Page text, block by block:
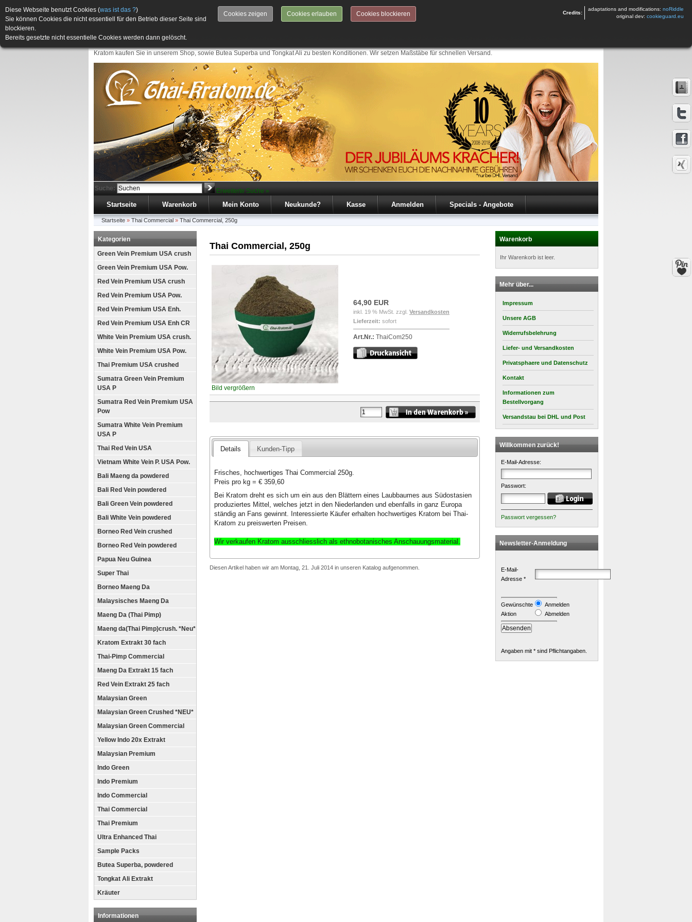
Credits:
adaptations and modifications: noRiddle
original dev: cookieguard.eu
Diese Webseite benutzt Cookies (was ist das ?)
Sie können Cookies die nicht essentiell für den Betrieb dieser Seite sind
blockieren.
Bereits gesetzte nicht essentielle Cookies werden dann gelöscht.
Cookies zeigen Cookies erlauben Cookies blockieren
Kratom kaufen Sie in unserem Shop, sowie Butea Superba und Tongkat Ali zu besten Konditionen. Wir setzen Maßstäbe für schnellen Versand.
Suche: Erweiterte Suche »
Startseite Warenkorb Mein Konto Neukunde? Kasse Anmelden Specials - Angebote
Startseite » Thai Commercial » Thai Commercial, 250g
Kategorien
Green Vein Premium USA crush
Green Vein Premium USA Pow.
Red Vein Premium USA crush
Red Vein Premium USA Pow.
Red Vein Premium USA Enh.
Red Vein Premium USA Enh CR
White Vein Premium USA crush.
White Vein Premium USA Pow.
Thai Premium USA crushed
Sumatra Green Vein Premium
USA P
Sumatra Red Vein Premium USA
Pow
Sumatra White Vein Premium
USA P
Thai Red Vein USA
Vietnam White Vein P. USA Pow.
Bali Maeng da powdered
Bali Red Vein powdered
Bali Green Vein powdered
Bali White Vein powdered
Borneo Red Vein crushed
Borneo Red Vein powdered
Papua Neu Guinea
Super Thai
Borneo Maeng Da
Malaysisches Maeng Da
Maeng Da (Thai Pimp)
Maeng da(Thai Pimp)crush. *Neu*
Kratom Extrakt 30 fach
Thai-Pimp Commercial
Maeng Da Extrakt 15 fach
Red Vein Extrakt 25 fach
Malaysian Green
Malaysian Green Crushed *NEU*
Malaysian Green Commercial
Yellow Indo 20x Extrakt
Malaysian Premium
Indo Green
Indo Premium
Indo Commercial
Thai Commercial
Thai Premium
Ultra Enhanced Thai
Sample Packs
Butea Superba, powdered
Tongkat Ali Extrakt
Kräuter
Informationen
Thai Commercial, 250g
Bild vergrößern
64,90 EUR
inkl. 19 % MwSt. zzgl. Versandkosten
Lieferzeit: sofort
Art.Nr.: ThaiCom250
Details Kunden-Tipp
Frisches, hochwertiges Thai Commercial 250g.
Preis pro kg = € 359,60
Bei Kratom dreht es sich um ein aus den Blättern eines Laubbaumes aus Südostasien
produziertes Mittel, welches jetzt in den Niederlanden und ebenfalls in ganz Europa
ständig an Fans gewinnt. Interessierte Käufer erhalten hochwertiges Kratom bei Thai-
Kratom zu preiswerten Preisen.
Wir verkaufen Kratom ausschliesslich als ethnobotanisches Anschauungsmaterial
Diesen Artikel haben wir am Montag, 21. Juli 2014 in unseren Katalog aufgenommen.
Warenkorb
Ihr Warenkorb ist leer.
Mehr über...
Impressum
Unsere AGB
Widerrufsbelehrung
Liefer- und Versandkosten
Privatsphaere und Datenschutz
Kontakt
Informationen zum
Bestellvorgang
Versandstau bei DHL und Post
Willkommen zurück!
E-Mail-Adresse:
Passwort:
Passwort vergessen?
Newsletter-Anmeldung
E-Mail-
Adresse *
Gewünschte
Aktion
Anmelden
Abmelden
Angaben mit * sind Pflichtangaben.